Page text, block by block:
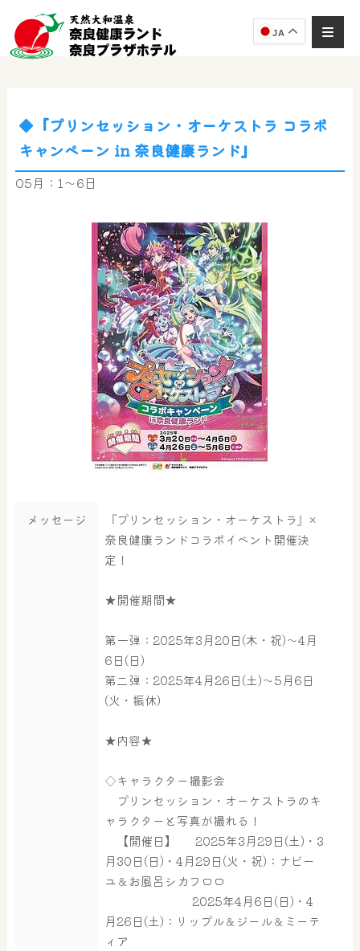
JA
◆『プリンセッション・オーケストラ コラボ
キャンペーン in 奈良健康ランド』
05月：1～6日
メッセージ
『プリンセッション・オーケストラ』×
奈良健康ランドコラボイベント開催決
定！
★開催期間★
第一弾：2025年3月20日(木・祝)～4月
6日(日)
第二弾：2025年4月26日(土)～5月6日
(火・振休)
★内容★
◇キャラクター撮影会
プリンセッション・オーケストラのキ
ャラクターと写真が撮れる！
【開催日】 2025年3月29日(土)・3
月30日(日)・4月29日(火・祝)：ナビー
ユ＆お風呂シカフロロ
2025年4月6日(日)・4
月26日(土)：リップル＆ジール＆ミーテ
ィア
AIコンシェルジュ